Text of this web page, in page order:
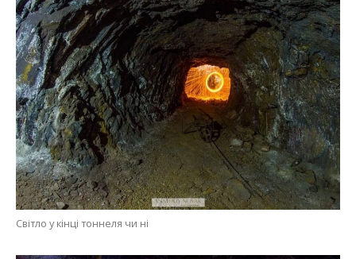
Світло у кінці тоннеля чи ні